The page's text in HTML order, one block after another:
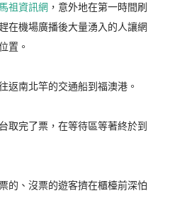
馬祖資訊網 ，意外地在第一時間刷
在機場廣播後大量湧入的人讓網
置。
返南北竿的交通船到福澳港。
取完了票，在等待區等著終於到
的、沒票的遊客擠在櫃檯前深怕